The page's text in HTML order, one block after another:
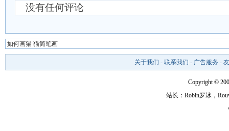
没有任何评论
如何画猫 猫简笔画
关于我们 - 联系我们 - 广告服务 -
Copyright ©
站长：Robin罗冰，